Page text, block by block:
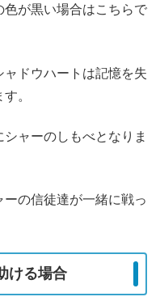
が黒い場合はこちらで
ドウハートは記憶を失
。
ャーのしもべとなりま
の信徒達が一緒に戦っ
ける場合